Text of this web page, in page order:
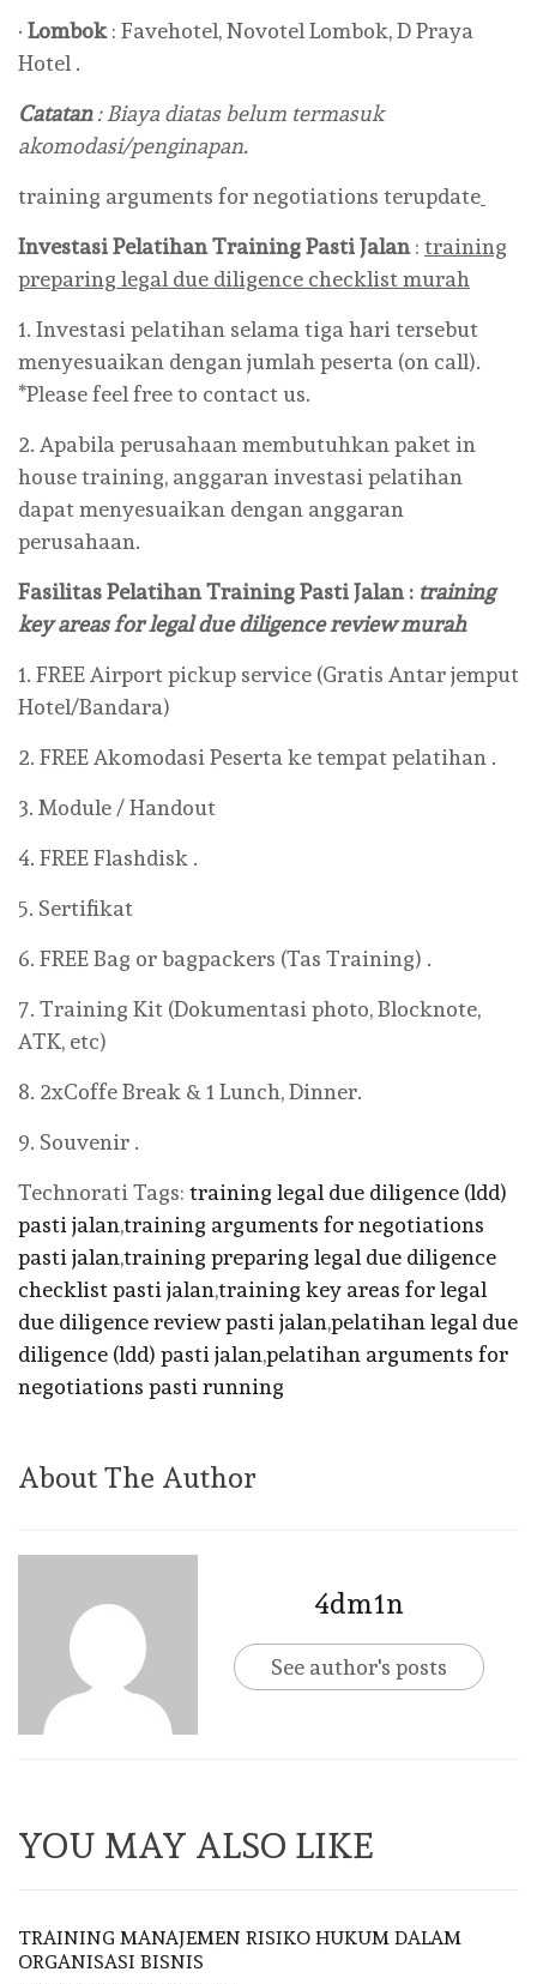
· Lombok: Favehotel, Novotel Lombok, D Praya
Hotel .
Catatan: Biaya diatas belum termasuk
akomodasi/penginapan.
training arguments for negotiations terupdate
Investasi PelatihanTrainingPasti Jalan: training
preparing legal due diligence checklist murah
1. Investasi pelatihan selama tiga hari tersebut
menyesuaikan dengan jumlah peserta (on call).
*Please feel free to contact us.
2. Apabila perusahaan membutuhkan paket in
house training, anggaran investasi pelatihan
dapat menyesuaikan dengan anggaran
perusahaan.
Fasilitas Pelatihan TrainingPasti Jalan: training
key areas for legal due diligence review murah
1. FREE Airport pickup service (Gratis Antar jemput
Hotel/Bandara)
2. FREE Akomodasi Peserta ke tempat pelatihan .
3. Module / Handout
4. FREE Flashdisk .
5. Sertifikat
6. FREE Bag or bagpackers (Tas Training) .
7. Training Kit (Dokumentasi photo, Blocknote,
ATK, etc)
8. 2xCoffe Break & 1 Lunch, Dinner.
9. Souvenir .
Technorati Tags: training legal due diligence (ldd)
pasti jalan,training arguments for negotiations
pasti jalan,training preparing legal due diligence
checklist pasti jalan,training key areas for legal
due diligence review pasti jalan,pelatihan legal due
diligence (ldd) pasti jalan,pelatihan arguments for
negotiations pasti running
About The Author
4dm1n
See author's posts
YOU MAY ALSO LIKE
TRAINING MANAJEMEN RISIKO HUKUM DALAM
ORGANISASI BISNIS